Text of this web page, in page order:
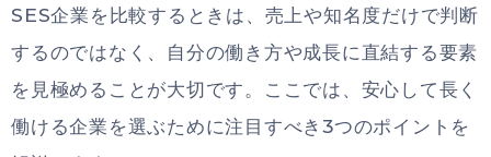
SES企業を比較するときは、売上や知名度だけで判断
するのではなく、自分の働き方や成長に直結する要素
を見極めることが大切です。ここでは、安心して長く
働ける企業を選ぶために注目すべき3つのポイントを